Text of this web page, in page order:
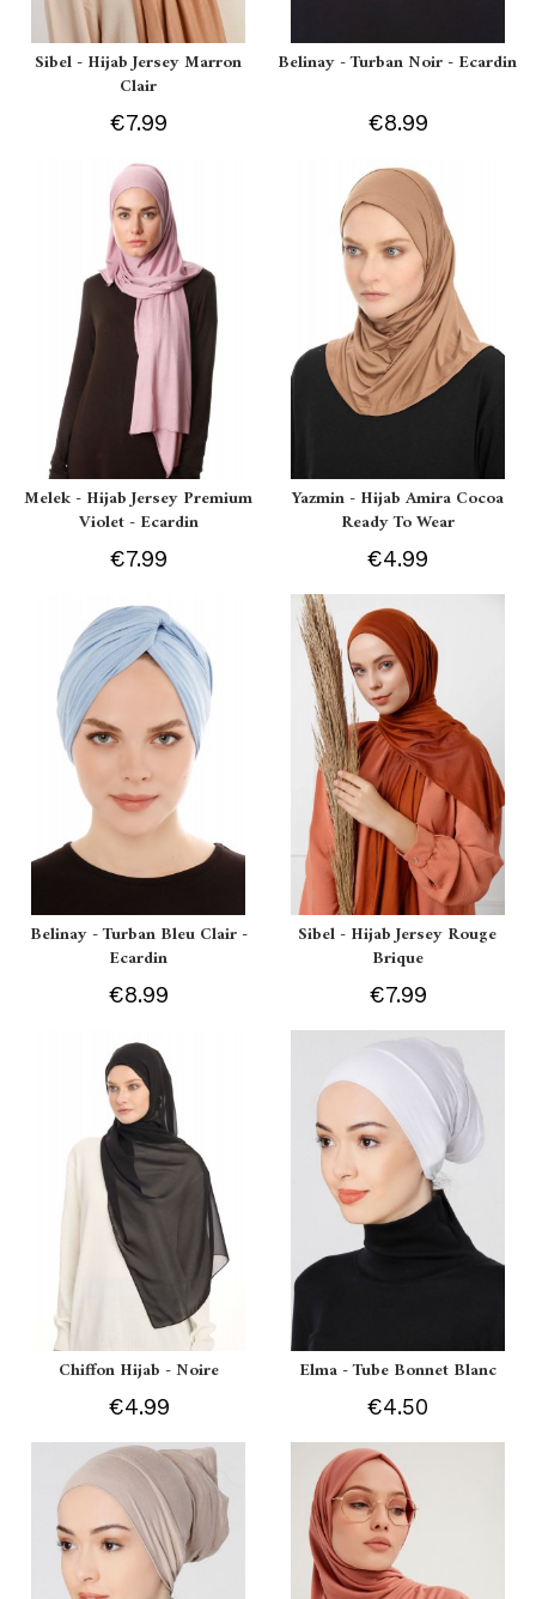
Sibel - Hijab Jersey Marron
Clair
€7.99
Belinay - Turban Noir - Ecardin
€8.99
Melek - Hijab Jersey Premium
Violet - Ecardin
€7.99
Yazmin - Hijab Amira Cocoa
Ready To Wear
€4.99
Belinay - Turban Bleu Clair -
Ecardin
€8.99
Sibel - Hijab Jersey Rouge
Brique
€7.99
Chiffon Hijab - Noire
€4.99
Elma - Tube Bonnet Blanc
€4.50